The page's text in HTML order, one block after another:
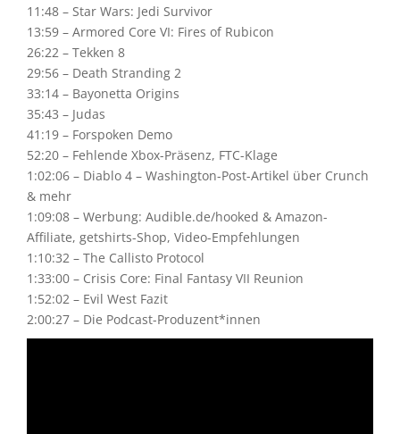
11:48 – Star Wars: Jedi Survivor
13:59 – Armored Core VI: Fires of Rubicon
26:22 – Tekken 8
29:56 – Death Stranding 2
33:14 – Bayonetta Origins
35:43 – Judas
41:19 – Forspoken Demo
52:20 – Fehlende Xbox-Präsenz, FTC-Klage
1:02:06 – Diablo 4 – Washington-Post-Artikel über Crunch
& mehr
1:09:08 – Werbung: Audible.de/hooked & Amazon-
Affiliate, getshirts-Shop, Video-Empfehlungen
1:10:32 – The Callisto Protocol
1:33:00 – Crisis Core: Final Fantasy VII Reunion
1:52:02 – Evil West Fazit
2:00:27 – Die Podcast-Produzent*innen